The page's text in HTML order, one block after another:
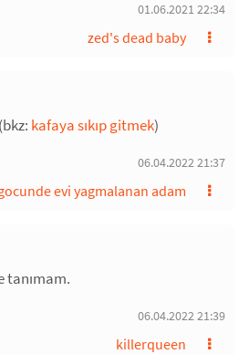
01.06.2021 22:34
zed's dead baby
kafaya sıkıp gitmek)
06.04.2022 21:37
evi yagmalanan adam
tanımam.
06.04.2022 21:39
killerqueen